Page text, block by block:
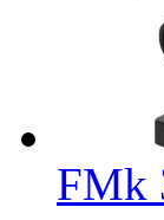
FMk